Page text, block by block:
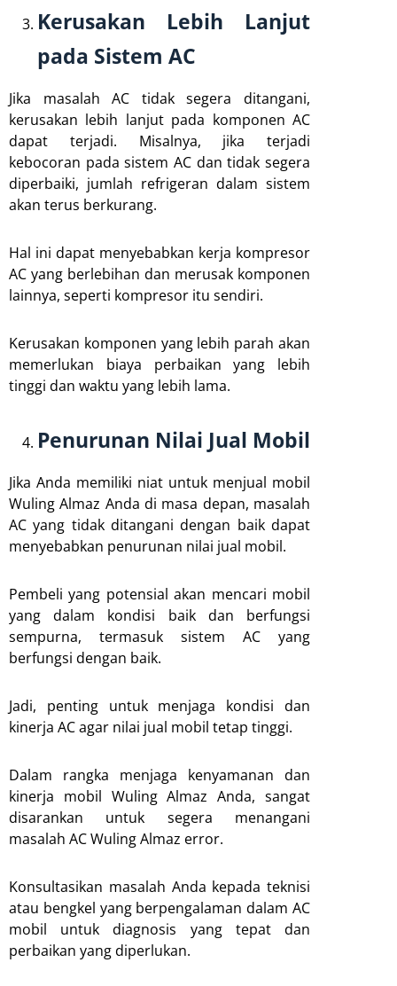
Kerusakan Lebih Lanjut
pada Sistem AC
Jika masalah AC tidak segera ditangani,
kerusakan lebih lanjut pada komponen AC
dapat terjadi. Misalnya, jika terjadi
kebocoran pada sistem AC dan tidak segera
diperbaiki, jumlah refrigeran dalam sistem
akan terus berkurang.
Hal ini dapat menyebabkan kerja kompresor
AC yang berlebihan dan merusak komponen
lainnya, seperti kompresor itu sendiri.
Kerusakan komponen yang lebih parah akan
memerlukan biaya perbaikan yang lebih
tinggi dan waktu yang lebih lama.
Penurunan Nilai Jual Mobil
Jika Anda memiliki niat untuk menjual mobil
Wuling Almaz Anda di masa depan, masalah
AC yang tidak ditangani dengan baik dapat
menyebabkan penurunan nilai jual mobil.
Pembeli yang potensial akan mencari mobil
yang dalam kondisi baik dan berfungsi
sempurna, termasuk sistem AC yang
berfungsi dengan baik.
Jadi, penting untuk menjaga kondisi dan
kinerja AC agar nilai jual mobil tetap tinggi.
Dalam rangka menjaga kenyamanan dan
kinerja mobil Wuling Almaz Anda, sangat
disarankan untuk segera menangani
masalah AC Wuling Almaz error.
Konsultasikan masalah Anda kepada teknisi
atau bengkel yang berpengalaman dalam AC
mobil untuk diagnosis yang tepat dan
perbaikan yang diperlukan.